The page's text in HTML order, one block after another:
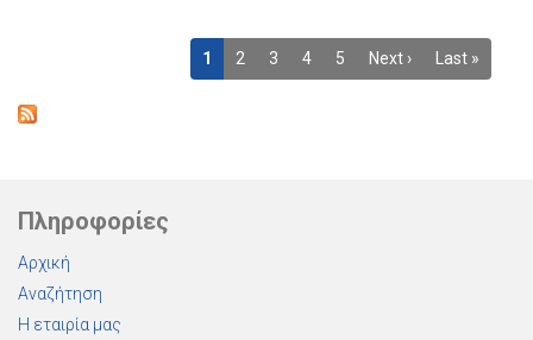
1 2 3 4 5 Next › Last »
Πληροφορίες
Αρχική
Αναζήτηση
Η εταιρία μας